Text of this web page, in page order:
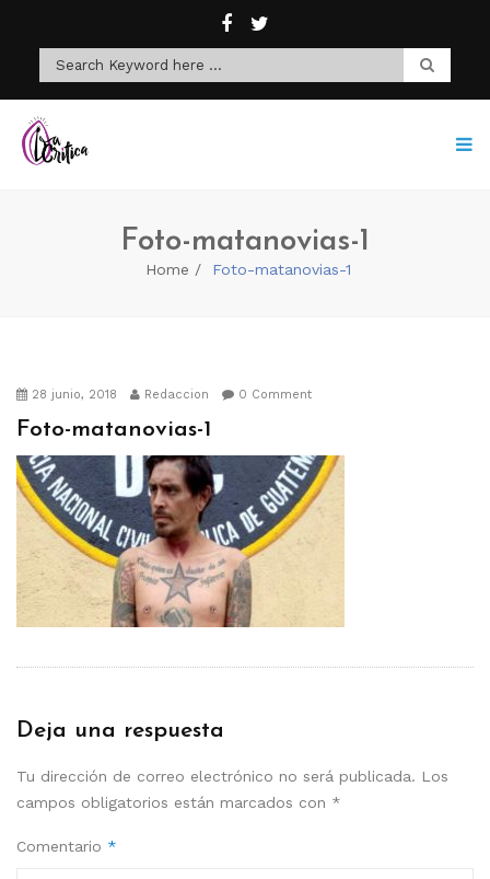
Foto-matanovias-1
Home Foto-matanovias-1
28 junio, 2018 Redaccion 0 Comment
Foto-matanovias-1
Deja una respuesta
Tu dirección de correo electrónico no será publicada. Los
campos obligatorios están marcados con *
Comentario *